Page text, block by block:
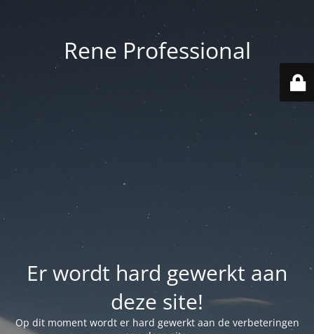
Rene Professional
Er wordt hard gewerkt aan
deze site!
Op dit moment wordt er hard gewerkt aan de verbeteringen